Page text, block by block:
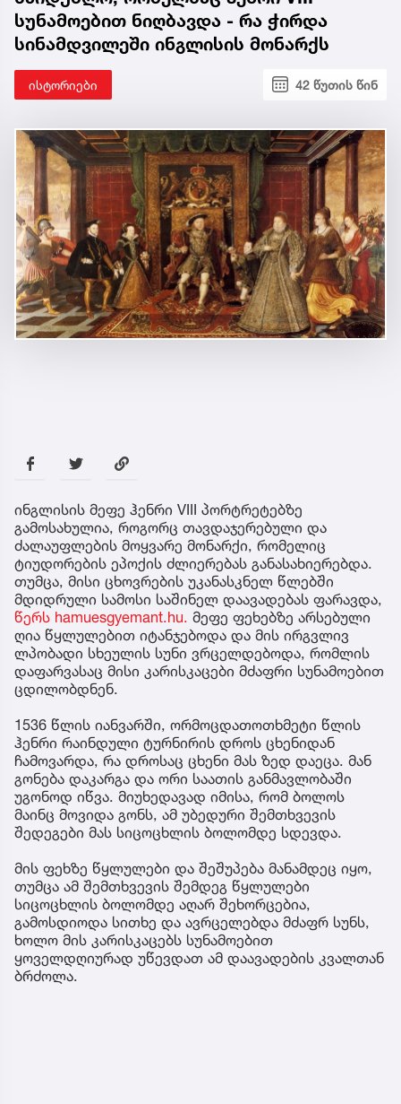
სუნამოებით ნიღბავდა - რა ჭირდა
სინამდვილეში ინგლისის მონარქს
ისტორიები 42 წუთის წინ
ინგლისის მეფე ჰენრი VIII პორტრეტებზე
გამოსახულია, როგორც თავდაჯერებული და
ძალაუფლების მოყვარე მონარქი, რომელიც
ტიუდორების ეპოქის ძლიერებას განასახიერებდა.
თუმცა, მისი ცხოვრების უკანასკნელ წლებში
მდიდრული სამოსი საშინელ დაავადებას ფარავდა,
წერს hamuesgyemant.hu. მეფე ფეხებზე არსებული
ღია წყლულებით იტანჯებოდა და მის ირგვლივ
ლპობადი სხეულის სუნი ვრცელდებოდა, რომლის
დაფარვასაც მისი კარისკაცები მძაფრი სუნამოებით
ცდილობდნენ.
1536 წლის იანვარში, ორმოცდათოთხმეტი წლის
ჰენრი რაინდული ტურნირის დროს ცხენიდან
ჩამოვარდა, რა დროსაც ცხენი მას ზედ დაეცა. მან
გონება დაკარგა და ორი საათის განმავლობაში
უგონოდ იწვა. მიუხედავად იმისა, რომ ბოლოს
მაინც მოვიდა გონს, ამ უბედური შემთხვევის
შედეგები მას სიცოცხლის ბოლომდე სდევდა.
მის ფეხზე წყლულები და შეშუპება მანამდეც იყო,
თუმცა ამ შემთხვევის შემდეგ წყლულები
სიცოცხლის ბოლომდე აღარ შეხორცებია,
გამოსდიოდა სითხე და ავრცელებდა მძაფრ სუნს,
ხოლო მის კარისკაცებს სუნამოებით
ყოველდღიურად უწევდათ ამ დაავადების კვალთან
ბრძოლა.